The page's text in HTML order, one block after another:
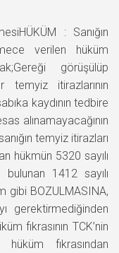
: Sanığın
verilen hüküm
görüşülüp
temyiz itirazlarının
kaydının tedbire
alınamayacağının
temyiz itirazları
hükmün 5320 sayılı
1412 sayılı
gibi BOZULMASINA,
gerektirmediğinden
fıkrasının TCK’nin
fıkrasından